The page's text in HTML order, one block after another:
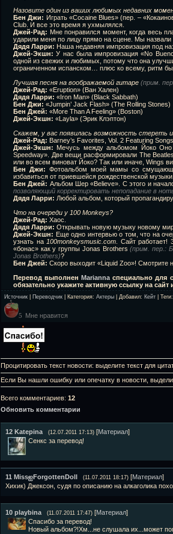
Назовите один из ваших любимых недавних
Бен Джи: Играть «Cocaine Blues» (пер. –
Club. И все это время я ухмылялся.
Джей-Рад: Мне понравился момент, когда весь
ударили меня по лицу прямо на сцене. Мы назвали
Дядя Ларри: Наша недавняя импровизация под
Джей-Экшн: У нас была импровизация «No
одной из свежих и любимых, потому что она
ограниченном испанском… плюс ко всему, ритм
Лучшая песня на воображаемой гитаре (прим.
Джей-Рад: «Eruption» (Ван Хален)
Дядя Ларри: «Iron Man» (Black Sabbath)
Бен Джи: «Jumpin’ Jack Flash» (The Rolling Stones)
Бен Джей: «More Than A Feeling» (Boston)
Джей-Экшн: «Layla» (Эрик Клэптон)
Скажем, у вас появилась возможность стереть
Джей-Рад: Barney’s Favorites, Vol. 2 Featuring
Джей-Экшн: Мечусь между альбомом Йоко Оно
Speedway». Две вещи расформировали The
или во всем виноват Йоко? Так или иначе, Wings
Бен Джи: Фотоальбом моей мамы со
избавиться от приевшейся рождественской
Бен Джей: Альбом Шер «Believe». С этого и
позволяющий корректировать непопадание в
Дядя Ларри: Любой альбом, который
Что на очереди у 100 Monkeys?
Джей-Рад: Хаос.
Дядя Ларри: Открывать новую музыку новому
Джей-Экшн: Еще одно интервью о том, что на
узнать на 100monkeysmusic.com . Сайт
«бонас» как у группы Jonas Brothers(прим. пер.:
Jonas Brothers)?
Бен Джей: Скоро выходит «Liquid Zoo»! Смотрите
Перевод выполненMarianna специально для
обязательно укажите активную ссылку на сайт
Источник Переводчик Категория: Актеры Добавил: Кейт Теги:
5 Мне нравится
Процитировать текст новости: выделите текст для
Если Вы нашли ошибку или опечатку в новости,
Всего комментариев: 12
Обновить комментарии
12 Katepina (12.07.2011 17:13) [Материал]
Сенкс за перевод!
11 MissஐForgottenDoll (11.07.2011 18:17) [Материал]
Хихик) Джексон, судя по описанию на алкаголика
10 playbina (11.07.2011 17:47) [Материал]
Спасибо за перевод!
Новый альбом?!Хм...не слушала их...может